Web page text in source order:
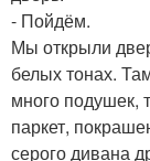
- Пойдём.
Мы открыли
белых тонах.
много подушек,
паркет,
серого дивана